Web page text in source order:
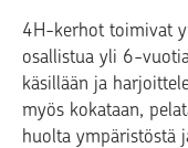
4H-kerhot toimivat
osallistua yli 6-
käsillään ja
myös kokataan,
huolta ympäristöstä